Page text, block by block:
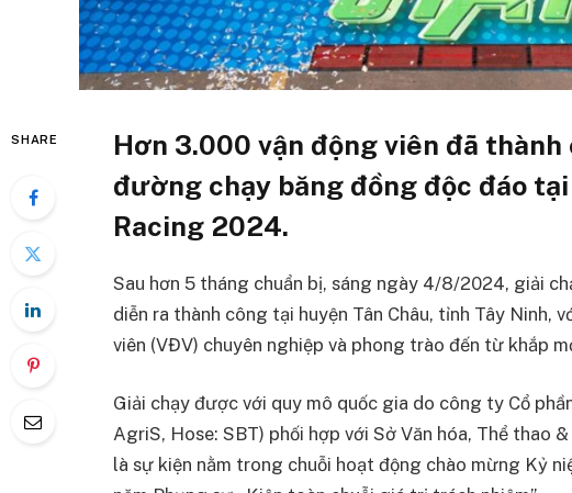
SHARE
Hơn 3.000 vận động viên đã thành
đường chạy băng đồng độc đáo
Racing 2024.
Sau hơn 5 tháng chuẩn bị, sáng ngày 4/8/2024, giải
diễn ra thành công tại huyện Tân Châu, tỉnh Tây Ninh,
viên (VĐV) chuyên nghiệp và phong trào đến từ khắp
Giải chạy được với quy mô quốc gia do công ty Cổ
AgriS, Hose: SBT) phối hợp với Sở Văn hóa, Thể thao
là sự kiện nằm trong chuỗi hoạt động chào mừng Kỷ